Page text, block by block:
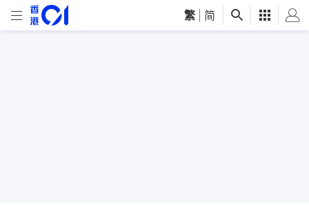
繁 简